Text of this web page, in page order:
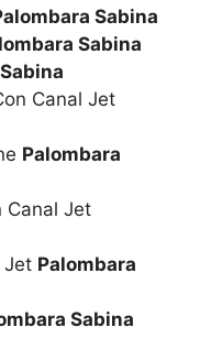
Sabina
Sabina
Canal Jet
Palombara
Canal Jet
Jet Palombara
Sabina